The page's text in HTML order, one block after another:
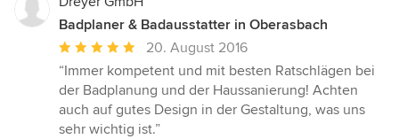
Badplaner & Badausstatter in Oberasbach
Durchschnittliche
Bewertung:
5
von
5
20. August 2016
“Immer kompetent und mit besten Ratschlägen bei
der Badplanung und der Haussanierung! Achten
auch auf gutes Design in der Gestaltung, was uns
sehr wichtig ist.”